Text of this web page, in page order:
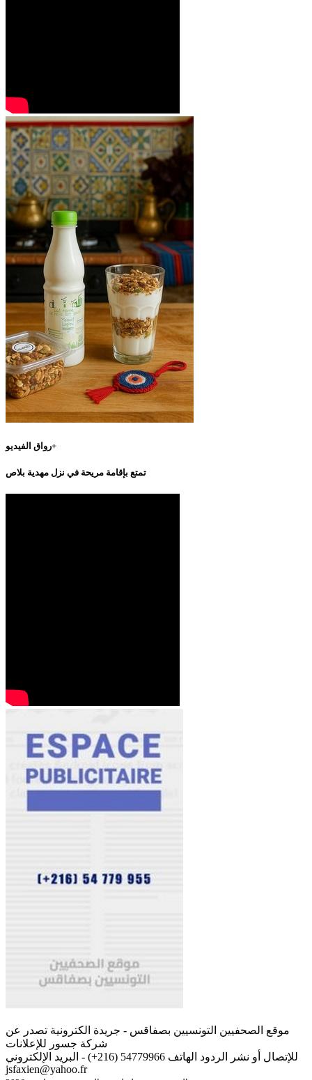
رواق الفيديو+
تمتع بإقامة مريحة في نزل مهدية بلاص
موقع الصحفيين التونسيين بصفاقس - جريدة الكترونية تصدر عن
شركة جسور للإعلانات
للإتصال أو نشر الردود الهاتف 54779966 (216+) - البريد الإلكتروني
jsfaxien@yahoo.fr